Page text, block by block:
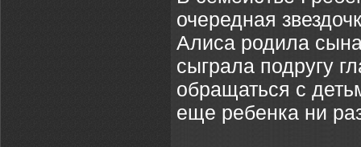
очередная
Алиса родила
сыграла подругу
обращаться с
еще ребенка ни